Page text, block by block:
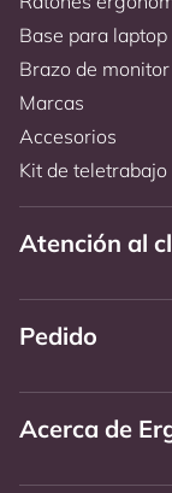
Base para laptop
Brazo de monitor
Marcas
Accesorios
Kit de teletrabajo
Atención al
Pedido
Acerca de